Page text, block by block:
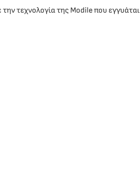
την τεχνολογία της Modile που εγγυάται